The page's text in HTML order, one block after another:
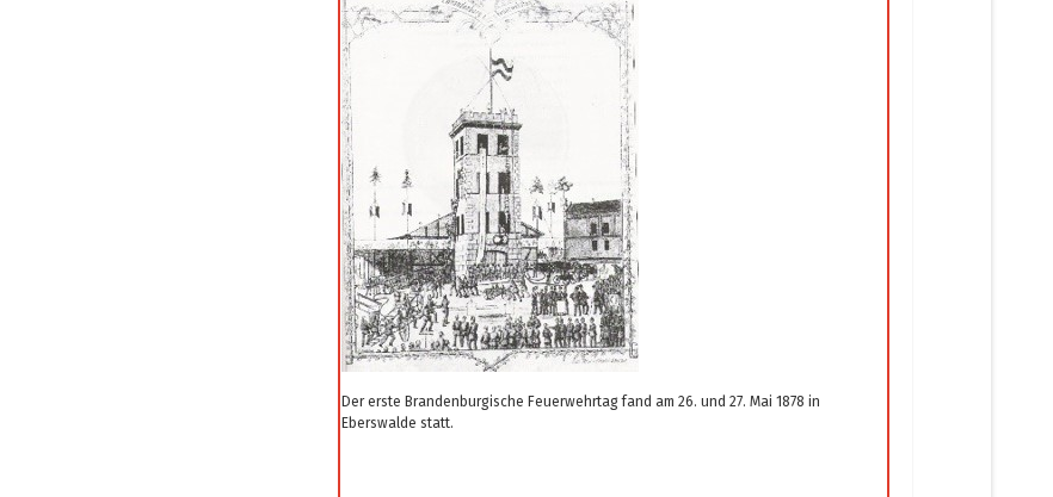
Der erste Brandenburgische Feuerwehrtag fand am 26. und 27. Mai 1878 in
Eberswalde statt.